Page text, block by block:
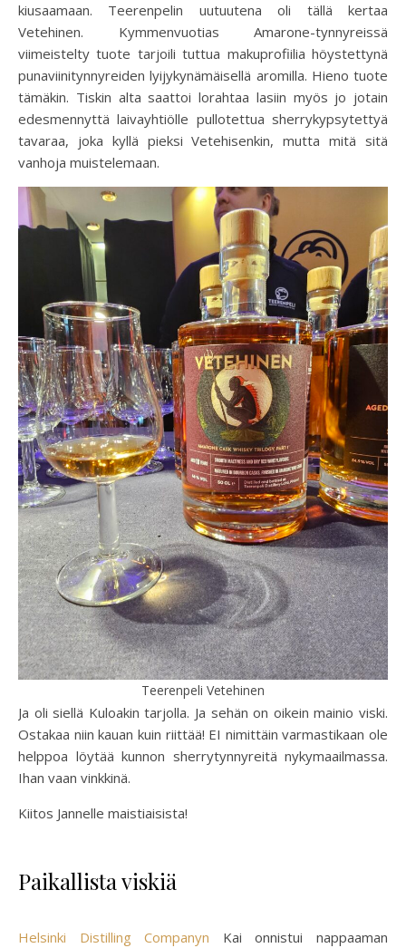
kiusaamaan. Teerenpelin uutuutena oli tällä kertaa
Vetehinen. Kymmenvuotias Amarone-tynnyreissä
viimeistelty tuote tarjoili tuttua makuprofiilia höystettynä
punaviinitynnyreiden lyijykynämäisellä aromilla. Hieno tuote
tämäkin. Tiskin alta saattoi lorahtaa lasiin myös jo jotain
edesmennyttä laivayhtiölle pullotettua sherrykypsytettyä
tavaraa, joka kyllä pieksi Vetehisenkin, mutta mitä sitä
vanhoja muistelemaan.
Teerenpeli Vetehinen
Ja oli siellä Kuloakin tarjolla. Ja sehän on oikein mainio viski.
Ostakaa niin kauan kuin riittää! EI nimittäin varmastikaan ole
helppoa löytää kunnon sherrytynnyreitä nykymaailmassa.
Ihan vaan vinkkinä.
Kiitos Jannelle maistiaisista!
Paikallista viskiä
Helsinki Distilling Companyn Kai onnistui nappaaman